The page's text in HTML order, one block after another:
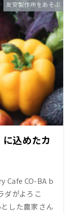
友安製作所をあそぶ
込めたカ
Cafe CO-BA b
ダがよろこ
した農家さん